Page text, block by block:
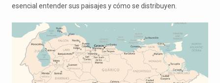
esencial entender sus paisajes y cómo se distribuyen.